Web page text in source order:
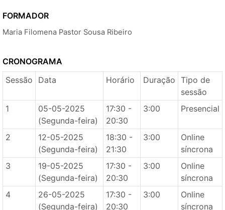
FORMADOR
Maria Filomena Pastor Sousa Ribeiro
CRONOGRAMA
Sessão
Data Horário Duração Tipo de
sessão
1
05-05-2025
(Segunda-feira)
17:30 -
20:30
3:00 Presencial
2
12-05-2025
(Segunda-feira)
18:30 -
21:30
3:00
Online
síncrona
3
19-05-2025
(Segunda-feira)
17:30 -
20:30
3:00
Online
síncrona
4
26-05-2025
(Segunda-feira)
17:30 -
20:30
3:00
Online
síncrona